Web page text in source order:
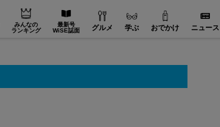
みんなの
ランキング
最新号
WiSE誌面
グルメ 学ぶ おでかけ ニュース